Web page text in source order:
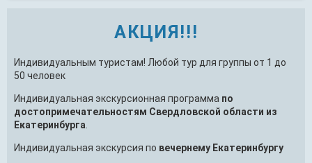
АКЦИЯ!!!
Индивидуальным туристам! Любой тур для группы от 1 до
50 человек
Индивидуальная экскурсионная программа по
достопримечательностям Свердловской области из
Екатеринбурга.
Индивидуальная экскурсия по вечернему Екатеринбургу